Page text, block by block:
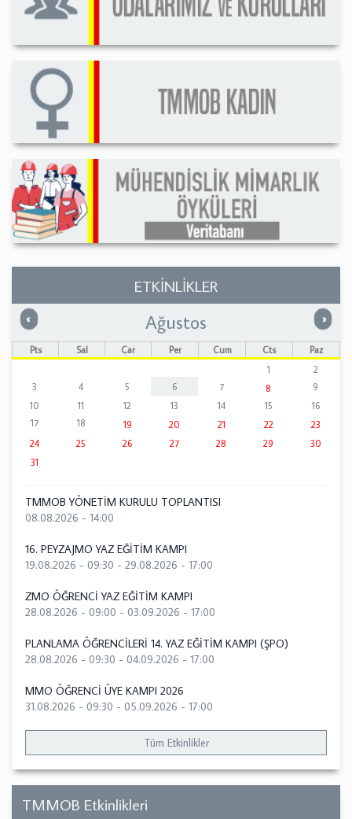
ETKİNLİKLER
« Önceki »
Ağustos
Pts Sal Çar Per Cum Cts
Paz
1
2
3
4 5 6 7 8
9
10
11 12 13 14 15
16
17
18 19 20 21 22
23
24
25 26 27 28 29
30
31
TMMOB YÖNETİM KURULU TOPLANTISI
08.08.2026 - 14:00
16. PEYZAJMO YAZ EĞİTİM KAMPI
19.08.2026 - 09:30 - 29.08.2026 - 17:00
ZMO ÖĞRENCİ YAZ EĞİTİM KAMPI
28.08.2026 - 09:00 - 03.09.2026 - 17:00
PLANLAMA ÖĞRENCİLERİ 14. YAZ EĞİTİM KAMPI (ŞPO)
28.08.2026 - 09:30 - 04.09.2026 - 17:00
MMO ÖĞRENCİ ÜYE KAMPI 2026
31.08.2026 - 09:30 - 05.09.2026 - 17:00
Tüm Etkinlikler
TMMOB Etkinlikleri